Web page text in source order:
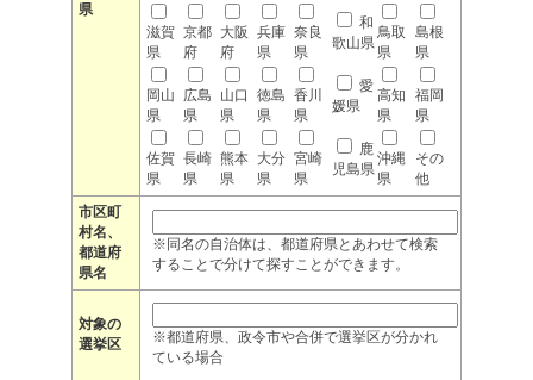
県
滋賀
県
京都
府
大阪
府
兵庫
県
奈良
県
和
歌山県
鳥取
県
島根
県
岡山
県
広島
県
山口
県
徳島
県
香川
県
愛
媛県
高知
県
福岡
県
佐賀
県
長崎
県
熊本
県
大分
県
宮崎
県
鹿
児島県
沖縄
県
その
他
市区町
村名、
都道府
県名
※同名の自治体は、都道府県とあわせて検索
することで分けて探すことができます。
対象の
選挙区
※都道府県、政令市や合併で選挙区が分かれ
ている場合